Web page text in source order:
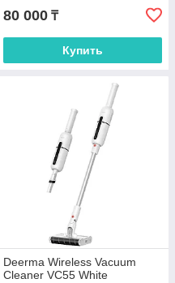
80 000 ₸
Купить
Deerma Wireless Vacuum
Cleaner VC55 White